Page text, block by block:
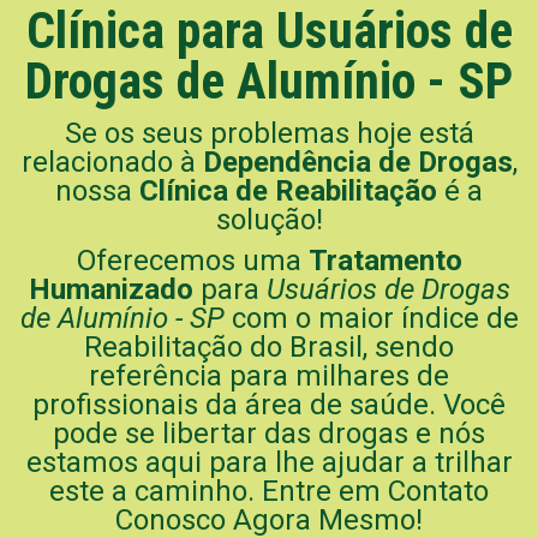
Clínica para Usuários de
Drogas de Alumínio - SP
Se os seus problemas hoje está
relacionado à Dependência de Drogas,
nossa Clínica de Reabilitação é a
solução!
Oferecemos uma Tratamento
Humanizado para Usuários de Drogas
de Alumínio - SPcom o maior índice de
Reabilitação do Brasil, sendo
referência para milhares de
profissionais da área de saúde. Você
pode se libertar das drogas e nós
estamos aqui para lhe ajudar a trilhar
este a caminho. Entre em Contato
Conosco Agora Mesmo!